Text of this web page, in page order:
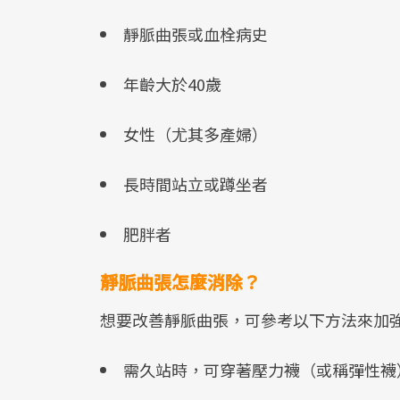
靜脈曲張或血栓病史
年齡大於40歲
女性（尤其多產婦）
長時間站立或蹲坐者
肥胖者
靜脈曲張怎麼消除？
想要改善靜脈曲張，可參考以下方法來加
需久站時，可穿著壓力襪（或稱彈性襪